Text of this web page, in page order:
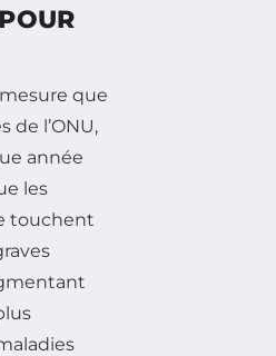
que
de l’ONU,
année
les
touchent